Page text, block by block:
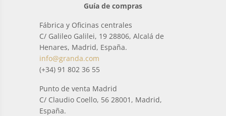
Guía de compras
Fábrica y Oficinas centrales
C/ Galileo Galilei, 19 28806, Alcalá de
Henares, Madrid, España.
info@granda.com
(+34) 91 802 36 55
Punto de venta Madrid
C/ Claudio Coello, 56 28001, Madrid,
España.